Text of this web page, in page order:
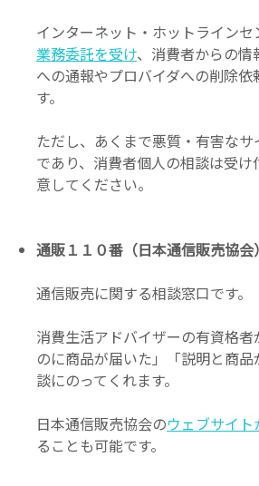
インターネット・ホットラインセ
業務委託を受け、消費者からの
への通報やプロバイダへの削除依
す。
ただし、あくまで悪質・有害な
であり、消費者個人の相談は受
意してください。
通販１１０番（日本通信販売協会）
通信販売に関する相談窓口です。
消費生活アドバイザーの有資格
のに商品が届いた」「説明と商
談にのってくれます。
日本通信販売協会のウェブサイ
ることも可能です。